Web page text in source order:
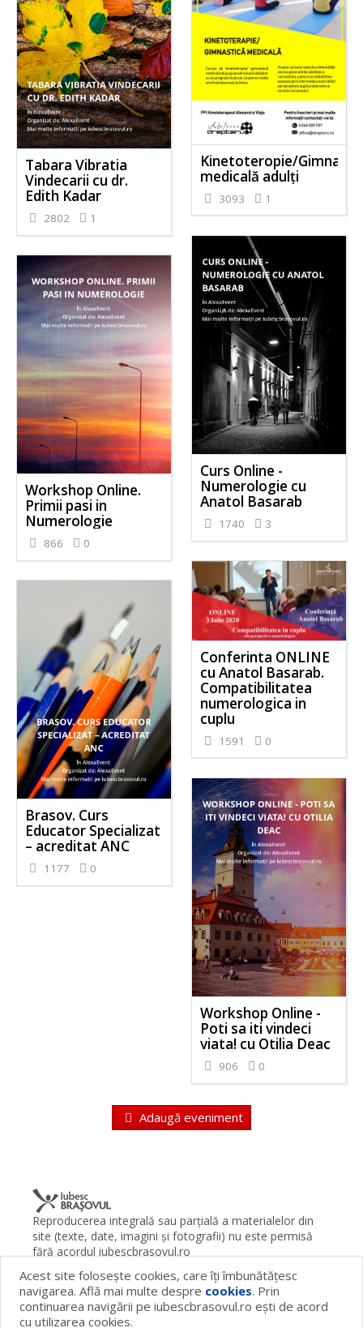
Kinetoteropie/
medicală adulți
3093 1
Tabara Vibratia
Vindecarii cu dr.
Edith Kadar
2802 1
Curs Online -
Numerologie cu
Anatol Basarab
1740 3
Workshop Online.
Primii pasi in
Numerologie
866 0
Conferinta ONLINE
cu Anatol Basarab.
Compatibilitatea
numerologica in
cuplu
1591 0
Brasov. Curs
Educator Specializat
– acreditat ANC
1177 0
Workshop Online -
Poti sa iti vindeci
viata! cu Otilia Deac
906 0
Adaugă eveniment
Reproducerea integrală sau parţială a materialelor din
site (texte, date, imagini şi fotografii) nu este permisă
fără acordul iubescbrasovul.ro
Termeni şi condiţii
Contact Despre proiect
FAQ
Cookies
Publicitate
© 2026 iubescbrasovul.ro
Acest site foloseşte cookies, care îţi îmbunătăţesc
navigarea. Află mai multe despre cookies. Prin
continuarea navigării pe iubescbrasovul.ro eşti de acord
cu utilizarea cookies.